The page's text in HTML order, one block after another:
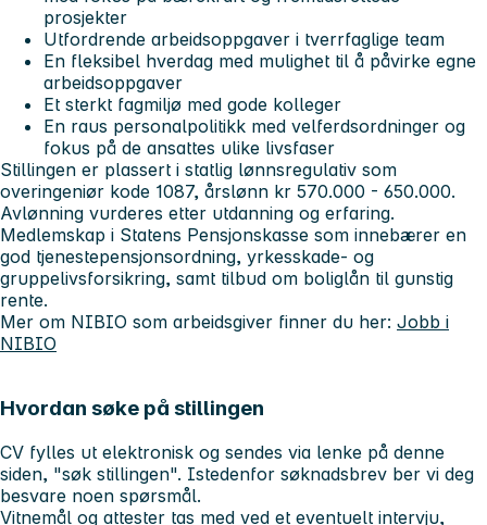
prosjekter
Utfordrende arbeidsoppgaver i tverrfaglige team
En fleksibel hverdag med mulighet til å påvirke egne
arbeidsoppgaver
Et sterkt fagmiljø med gode kolleger
En raus personalpolitikk med velferdsordninger og
fokus på de ansattes ulike livsfaser
Stillingen er plassert i statlig lønnsregulativ som
overingeniør kode 1087, årslønn kr 570.000 - 650.000.
Avlønning vurderes etter utdanning og erfaring.
Medlemskap i Statens Pensjonskasse som innebærer en
god tjenestepensjonsordning, yrkesskade- og
gruppelivsforsikring, samt tilbud om boliglån til gunstig
rente.
Mer om NIBIO som arbeidsgiver finner du her: Jobb i
NIBIO
Hvordan søke på stillingen
CV fylles ut elektronisk og sendes via lenke på denne
siden, "søk stillingen". Istedenfor søknadsbrev ber vi deg
besvare noen spørsmål.
Vitnemål og attester tas med ved et eventuelt intervju,